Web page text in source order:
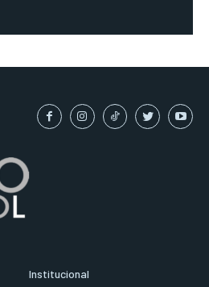
Institucional